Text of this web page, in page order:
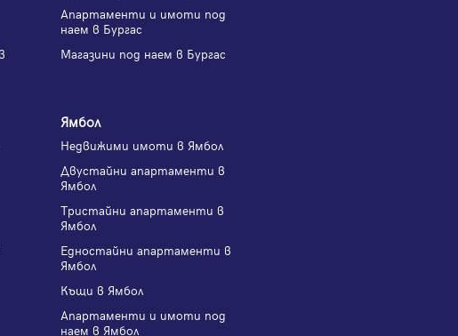
Апартаменти и имоти под
наем в Бургас
Магазини под наем в Бургас
Ямбол
Недвижими имоти в Ямбол
Двустайни апартаменти в
Ямбол
Тристайни апартаменти в
Ямбол
Едностайни апартаменти в
Ямбол
Къщи в Ямбол
Апартаменти и имоти под
наем в Ямбол